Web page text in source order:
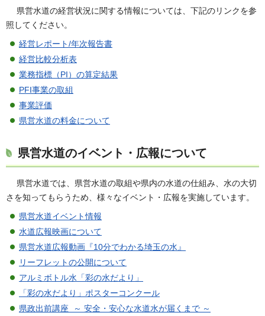
県営水道の経営状況に関する情報については、下記のリンクを参
照してください。
経営レポート/年次報告書
経営比較分析表
業務指標（PI）の算定結果
PFI事業の取組
事業評価
県営水道の料金について
県営水道のイベント・広報について
県営水道では、県営水道の取組や県内の水道の仕組み、水の大切
さを知ってもらうため、様々なイベント・広報を実施しています。
県営水道イベント情報
水道広報映画について
県営水道広報動画『10分でわかる埼玉の水』
リーフレットの公開について
アルミ ボトル水「彩の水だより」
「彩の水だより」ポスターコンクール
県政出前講座 ～ 安全・安心な水道水が届くまで ～